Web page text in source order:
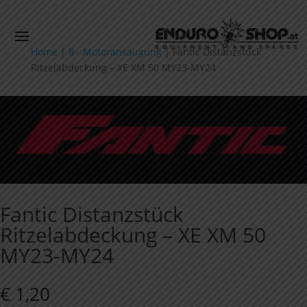
Home | 8 - Motoransaugung|Fantic Distanzstück
Ritzelabdeckung – XE XM 50 MY23-MY24
Fantic Distanzstück
Ritzelabdeckung – XE XM 50
MY23-MY24
€ 1,20